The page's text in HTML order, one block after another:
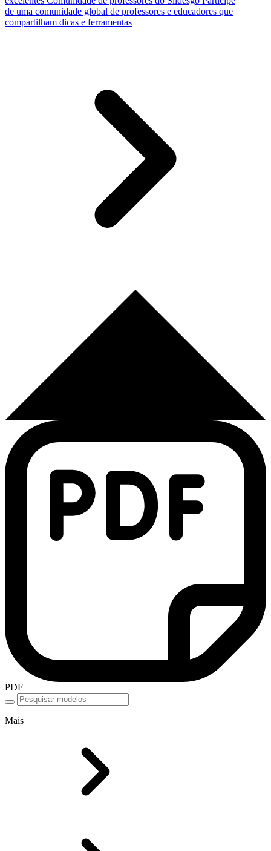
de uma comunidade global de professores e educadores que
compartilham dicas e ferramentas
PDF
Mais